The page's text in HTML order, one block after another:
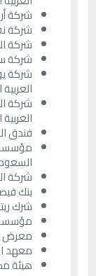
شركة
شركة
شركة
شركة
شركة
شركة
فندق
مؤسسة
شركة
بنك
شرك
مؤسسة
معرض
معهد
هيئة